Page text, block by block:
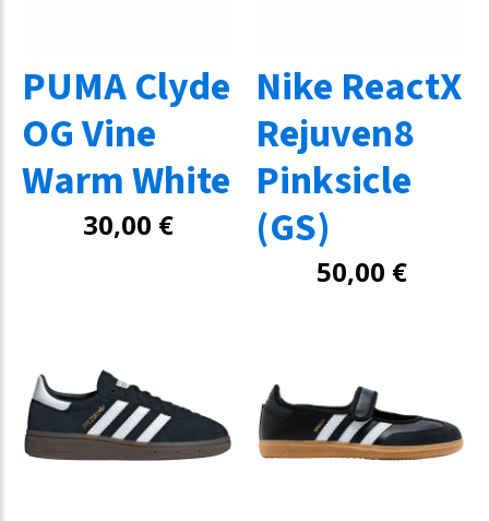
PUMA Clyde
OG Vine
Warm White
30,00 €
Nike ReactX
Rejuven8
Pinksicle
(GS)
50,00 €